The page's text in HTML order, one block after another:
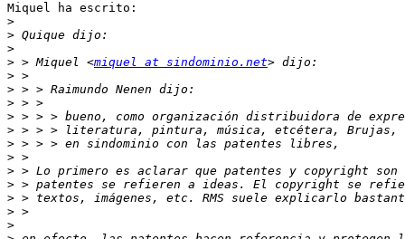
Miquel ha escrito:
>
>
>
> > Miquel <miquel at sindominio.net
>
>
>
>
>
>
>
>
>
>
>
>